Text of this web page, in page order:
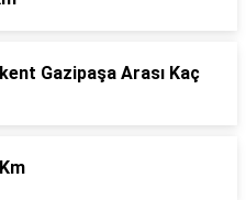
Gazipaşa Arası Kaç